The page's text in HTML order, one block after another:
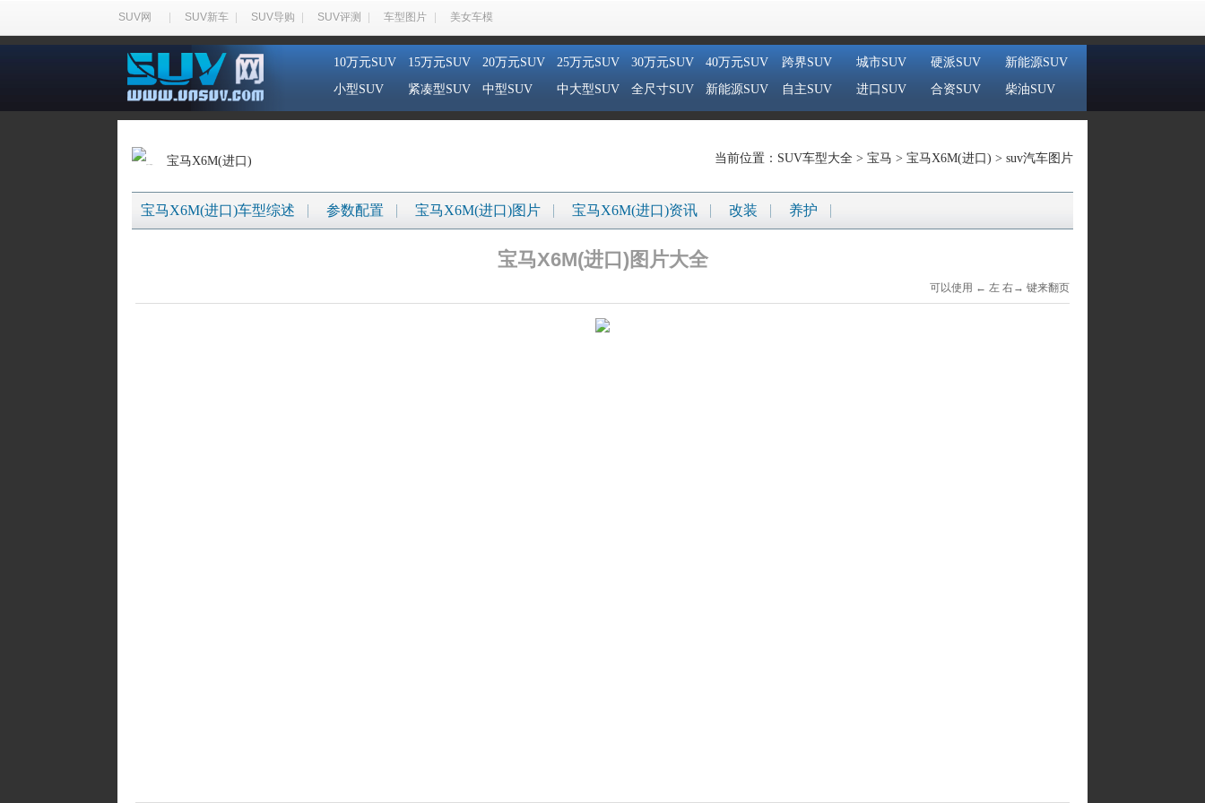
SUV网 SUV新车 SUV导购 SUV评测 车型图片 美女车模
10万元SUV 15万元SUV 20万元SUV 25万元SUV 30万元SUV
40万元SUV
小型SUV
紧凑型SUV 中型SUV 中大型SUV 全尺寸SUV 新能源SUV
跨界SUV 城市SUV 硬派SUV
新能源SUV
自主SUV
进口SUV 合资SUV 柴油SUV
宝马X6M(进口) 当前位置：SUV车型大全 > 宝马 > 宝马X6M(进口) > suv汽车图片
宝马X6M(进口)车型综述 参数配置 宝马X6M(进口)图片 宝马X6M(进口)资讯 改装 养护
宝马X6M(进口)图片大全
可以使用 ← 左 右→ 键来翻页